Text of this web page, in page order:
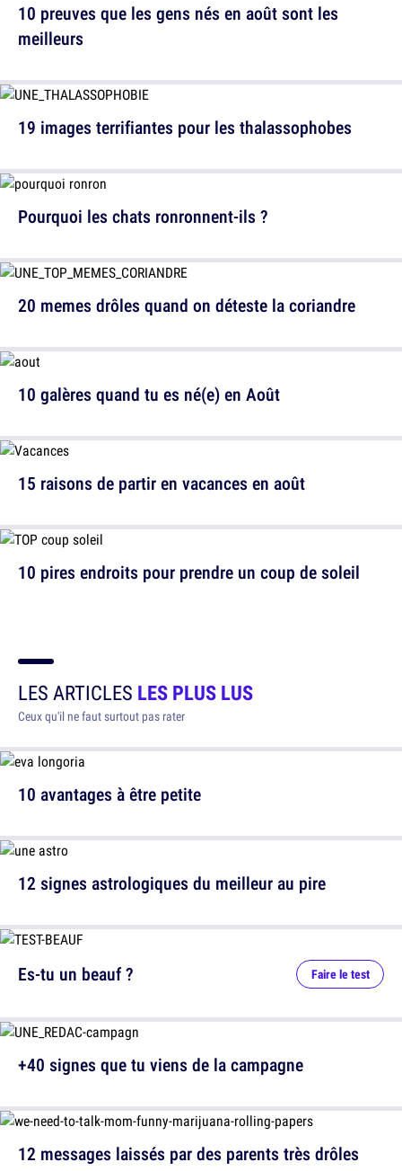
19 images terrifiantes pour les thalassophobes
20 memes drôles quand on déteste la coriandre
15 raisons de partir en vacances en août
10 preuves que les gens nés en août sont les
meilleurs
Pourquoi les chats ronronnent-ils ?
10 galères quand tu es né(e) en Août
10 pires endroits pour prendre un coup de soleil
LES ARTICLES LES PLUS LUS
Ceux qu'il ne faut surtout pas rater
10 avantages à être petite
12 signes astrologiques du meilleur au pire
12 messages laissés par des parents très drôles
Es-tu un beauf ? Faire le test
+40 signes que tu viens de la campagne